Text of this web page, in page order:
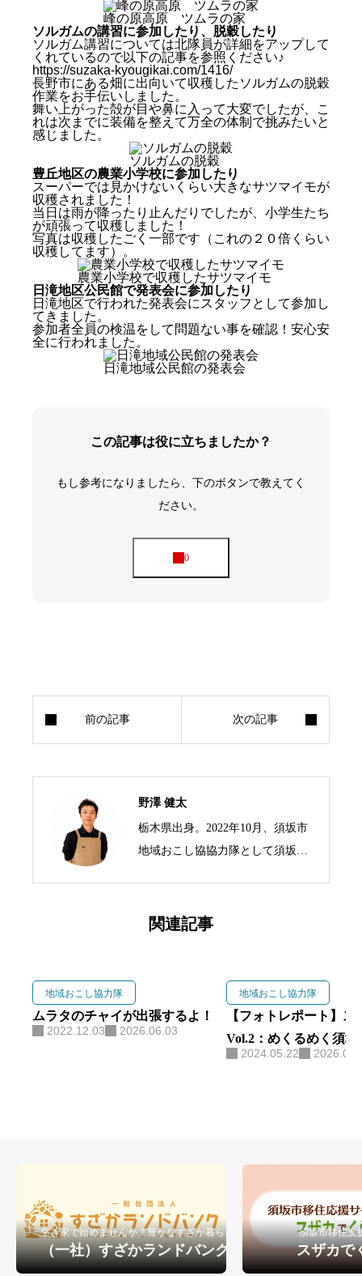
峰の原高原 ツムラの家
ソルガムの講習に参加したり、脱穀したり
ソルガム講習については北隊員が詳細をアップして
くれているので以下の記事を参照ください♪
https://suzaka-kyougikai.com/1416/
長野市にある畑に出向いて収穫したソルガムの脱穀
作業をお手伝いしました。
舞い上がった殻が目や鼻に入って大変でしたが、こ
れは次までに装備を整えて万全の体制で挑みたいと
感じました。
ソルガムの脱穀
豊丘地区の農業小学校に参加したり
スーパーでは見かけないくらい大きなサツマイモが
収穫されました！
当日は雨が降ったり止んだりでしたが、小学生たち
が頑張って収穫しました！
写真は収穫したごく一部です（これの２０倍くらい
収穫してます）。
農業小学校で収穫したサツマイモ
日滝地区公民館で発表会に参加したり
日滝地区で行われた発表会にスタッフとして参加し
てきました。
参加者全員の検温をして問題ない事を確認！安心安
全に行われました。
日滝地域公民館の発表会
この記事は役に立ちましたか？
もし参考になりましたら、下のボタンで教えてく
ださい。
野澤 健太
栃木県出身。2022年10月、須坂市
地域おこし協協力隊として須坂市
峰の原高原を拠点に、生ハムブラ
おこし協力隊の経験を活かし、
食・観光・森林を軸に地域づくり
に取り組んでいます。
関連記事
地域おこし協力隊
ムラタのチャイが出張するよ！
2022.12.03 2026.06.03
地域おこし協力隊
【フォトレポート】ス
Vol.2：めくるめく須坂
柱
2024.05.22
空き家で始めませんか？豊かなすざか暮らし
（一社）すざかランドバンク
須坂市移住支
スザカで
新しい経験が多いと時間を長く感じる
この一週間の主な活動
峰の原高原にあるペンションに行ったり
ソルガムの講習に参加したり、脱穀したり
豊丘地区の農業小学校に参加したり
日滝地区公民館で発表会に参加したり